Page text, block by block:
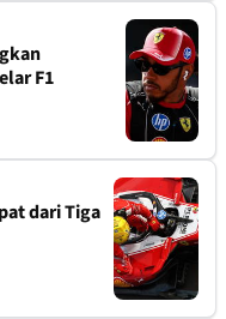
F1
dari Tiga